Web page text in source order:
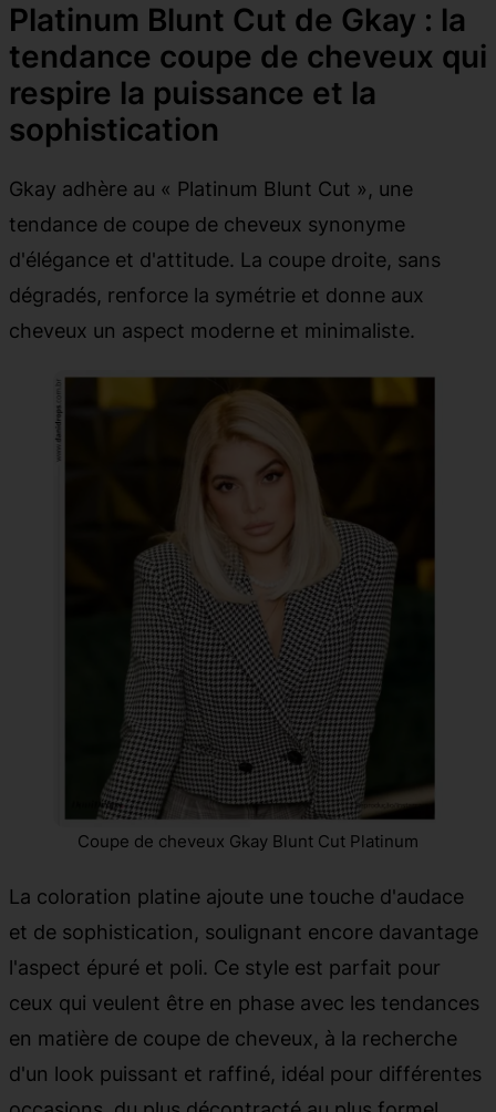
Platinum Blunt Cut de Gkay : la
tendance coupe de cheveux qui
respire la puissance et la
sophistication
Gkay adhère au « Platinum Blunt Cut », une
tendance de coupe de cheveux synonyme
d'élégance et d'attitude. La coupe droite, sans
dégradés, renforce la symétrie et donne aux
cheveux un aspect moderne et minimaliste.
Coupe de cheveux Gkay Blunt Cut Platinum
La coloration platine ajoute une touche d'audace
et de sophistication, soulignant encore davantage
l'aspect épuré et poli. Ce style est parfait pour
ceux qui veulent être en phase avec les tendances
en matière de coupe de cheveux, à la recherche
d'un look puissant et raffiné, idéal pour différentes